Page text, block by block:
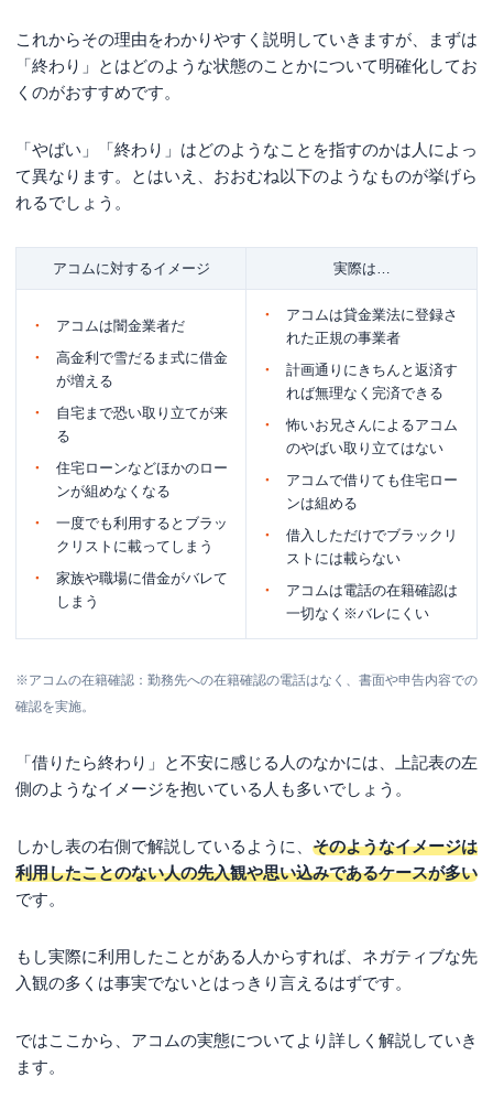
アコムは何日まで返済を待ってくれる?
アコムからの連絡を放置するとどうなりますか？
まとめ
これからその理由をわかりやすく説明していきますが、まずは
「終わり」とはどのような状態のことかについて明確化してお
くのがおすすめです。
「やばい」「終わり」はどのようなことを指すのかは人によっ
て異なります。とはいえ、おおむね以下のようなものが挙げら
れるでしょう。
アコムに対するイメージ 実際は…
アコムは闇金業者だ
高金利で雪だるま式に借金
が増える
自宅まで恐い取り立てが来
る
住宅ローンなどほかのロー
ンが組めなくなる
一度でも利用するとブラッ
クリストに載ってしまう
家族や職場に借金がバレて
しまう
アコムは貸金業法に登録さ
れた正規の事業者
計画通りにきちんと返済す
れば無理なく完済できる
怖いお兄さんによるアコム
のやばい取り立てはない
アコムで借りても住宅ロー
ンは組める
借入しただけでブラックリ
ストには載らない
アコムは電話の在籍確認は
一切なく※バレにくい
※アコムの在籍確認：勤務先への在籍確認の電話はなく、書面や申告内容での
確認を実施。
「借りたら終わり」と不安に感じる人のなかには、上記表の左
側のようなイメージを抱いている人も多いでしょう。
しかし表の右側で解説しているように、 そのようなイメージは
利用したことのない人の先入観や思い込みであるケースが多い
です。
もし実際に利用したことがある人からすれば、ネガティブな先
入観の多くは事実でないとはっきり言えるはずです。
ではここから、アコムの実態についてより詳しく解説していき
ます。